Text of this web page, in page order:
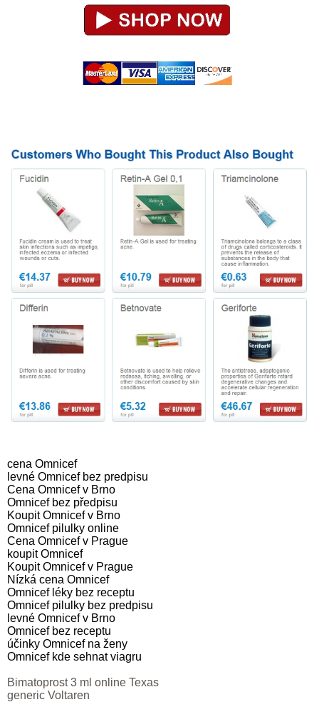
cena Omnicef
levné Omnicef bez predpisu
Cena Omnicef v Brno
Omnicef bez předpisu
Koupit Omnicef v Brno
Omnicef pilulky online
Cena Omnicef v Prague
koupit Omnicef
Koupit Omnicef v Prague
Nízká cena Omnicef
Omnicef léky bez receptu
Omnicef pilulky bez predpisu
levné Omnicef v Brno
Omnicef bez receptu
účinky Omnicef na ženy
Omnicef kde sehnat viagru
Bimatoprost 3 ml online Texas
generic Voltaren